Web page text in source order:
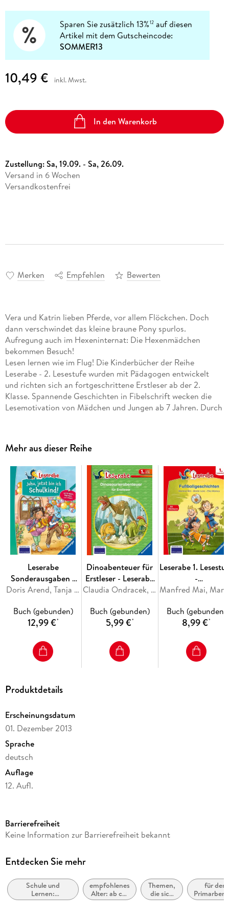
Sparen Sie zusätzlich 13%12 auf diesen
Artikel mit dem Gutscheincode:
SOMMER13
10,49 € inkl. Mwst.
In den Warenkorb
Zustellung:Sa, 19.09. - Sa, 26.09.
Versand in 6 Wochen
Versandkostenfrei
Merken Empfehlen Bewerten
Vera und Katrin lieben Pferde, vor allem Flöckchen. Doch
dann verschwindet das kleine braune Pony spurlos.
Aufregung auch im Hexeninternat: Die Hexenmädchen
bekommen Besuch!
Lesen lernen wie im Flug! Die Kinderbücher der Reihe
Leserabe - 2. Lesestufe wurden mit Pädagogen entwickelt
und richten sich an fortgeschrittene Erstleser ab der 2.
Klasse. Spannende Geschichten in Fibelschrift wecken die
Lesemotivation von Mädchen und Jungen ab 7 Jahren. Durch
Mehr aus dieser Reihe
Leserabe
Sonderausgaben -
Juhu, jetzt bin ichDoris Arend, Tanja Bürgermeister, Anja Kiel, Henriette Wich
Buch (gebunden)
12,99 €*
Dinoabenteuer für
Erstleser - Leserabe
1. Klasse -
Kinder ab 6 Jahren
Claudia Ondracek, Martin Klein
Buch (gebunden)
5,99 €*
Leserabe 1.
-
Buch (gebunden)
8,99 €*
Produktdetails
Erscheinungsdatum
01. Dezember 2013
Sprache
deutsch
Auflage
12. Aufl.
Altersempfehlung
Reihe
Autor/Autorin
Claudia Ondracek
Barrierefreiheit
Keine Information zur Barrierefreiheit bekannt
Entdecken Sie mehr
Schule und
Lernen:
Erstsprache: Lese-
empfohlenes
Alter: ab ca.
7 Jahre
Themen,
die sich
speziell
für den